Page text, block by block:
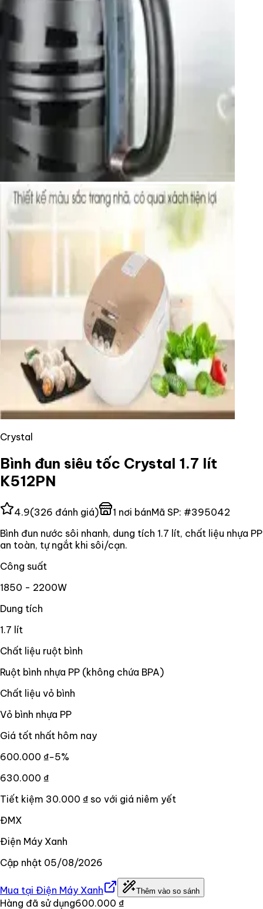
Crystal
Bình đun siêu tốc Crystal 1.7 lít
K512PN
4.9(326 đánh giá) 1 nơi bánMã SP: #395042
Bình đun nước sôi nhanh, dung tích 1.7 lít, chất liệu nhựa PP
an toàn, tự ngắt khi sôi/cạn.
Công suất
1850 - 2200W
Dung tích
1.7 lít
Chất liệu ruột bình
Ruột bình nhựa PP (không chứa BPA)
Chất liệu vỏ bình
Vỏ bình nhựa PP
Giá tốt nhất hôm nay
600.000 ₫−5%
630.000 ₫
Tiết kiệm 30.000 ₫ so với giá niêm yết
ĐMX
Điện Máy Xanh
Cập nhật 05/08/2026
Mua tại Điện Máy Xanh Thêm vào so sánh
Hàng đã sử dụng600.000 ₫